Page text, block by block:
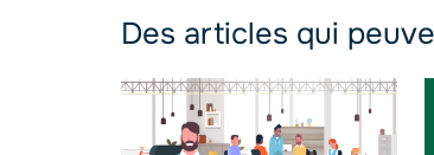
Des articles qui